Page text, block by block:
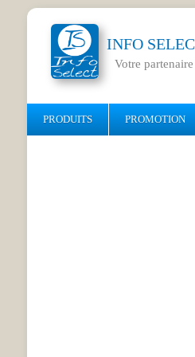
INFO
Votre
PRODUITS PROMOTION